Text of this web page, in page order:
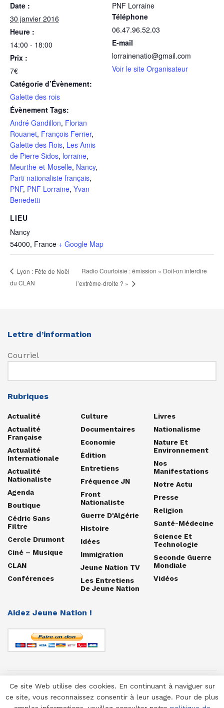
Date :
30 janvier 2016
Heure :
14:00 - 18:00
Prix :
7€
Catégorie d’Évènement:
Galette des rois
Évènement Tags:
André Gandillon, Florian
Rouanet, François Ferrier,
Galette des Rois, Les Amis
de Pierre Sidos, lorraine,
Meurthe-et-Moselle, Nancy,
Parti nationaliste français,
PNF, PNF Lorraine, Yvan
Benedetti
LIEU
Nancy
54000, France + Google Map
PNF Lorraine
Téléphone
06.47.96.52.03
E-mail
lorrainenatio@gmail.com
Voir le site Organisateur
Lyon : Fête de Noël
du CLAN
Radio Courtoisie : émission « Doit-on interdire
l’extrême-droite ? »
Lettre d’information
Courriel
Rubriques
Actualité
Actualité
Française
Actualité
Internationale
Actualité
Nationaliste
Agenda
Boutique
Cédric Sans
Filtre
Cercle Drumont
Ciné – Musique
CLAN
Conférences
Culture
Documentaires
Economie
Édition
Entretiens
Fréquence JN
Front
Nationaliste
Guerre D'Algérie
Histoire
Idées
Immigration
Jeune Nation TV
Les Entretiens
De Jeune Nation
Livres
Nationalisme
Nature Et
Environnement
Nos
Manifestations
Notre Actu
Presse
Religion
Santé-Médecine
Science Et
Technologie
Seconde Guerre
Mondiale
Vidéos
Aidez Jeune Nation !
© 1958-2025 Jeune Nation
Ce site Web utilise des cookies. En continuant à naviguer sur
ce site, vous reconnaissez consentir à leur usage. Pour de plus